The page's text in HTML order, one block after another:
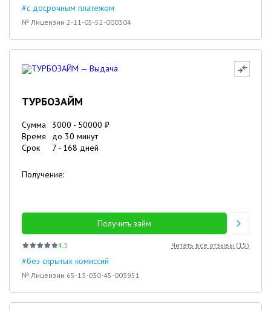
#с досрочным платежом
№ Лицензии 2-11-05-52-000304
ТУРБОЗАЙМ
Сумма 3000 - 50000 ₽
Время
до 30 минут
Срок
7 - 168 дней
Получение:
Получить займ
4.5 Читать все отзывы (15)
#без скрытых комиссий
№ Лицензии 65-13-030-45-003951